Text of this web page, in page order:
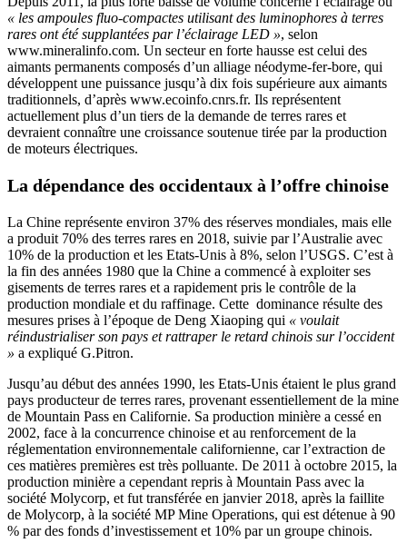
« les ampoules fluo-compactes utilisant des luminophores à terres
rares ont été supplantées par l’éclairage LED », selon
www.mineralinfo.com. Un secteur en forte hausse est celui des
aimants permanents composés d’un alliage néodyme-fer-bore, qui
développent une puissance jusqu’à dix fois supérieure aux aimants
traditionnels, d’après www.ecoinfo.cnrs.fr. Ils représentent
actuellement plus d’un tiers de la demande de terres rares et
devraient connaître une croissance soutenue tirée par la production
de moteurs électriques.
La dépendance des occidentaux à l’offre chinoise
La Chine représente environ 37% des réserves mondiales, mais elle
a produit 70% des terres rares en 2018, suivie par l’Australie avec
10% de la production et les Etats-Unis à 8%, selon l’USGS. C’est à
la fin des années 1980 que la Chine a commencé à exploiter ses
gisements de terres rares et a rapidement pris le contrôle de la
production mondiale et du raffinage. Cette dominance résulte des
mesures prises à l’époque de Deng Xiaoping qui « voulait
réindustrialiser son pays et rattraper le retard chinois sur l’occident
» a expliqué G.Pitron.
Jusqu’au début des années 1990, les Etats-Unis étaient le plus grand
pays producteur de terres rares, provenant essentiellement de la mine
de Mountain Pass en Californie. Sa production minière a cessé en
2002, face à la concurrence chinoise et au renforcement de la
réglementation environnementale californienne, car l’extraction de
ces matières premières est très polluante. De 2011 à octobre 2015, la
production minière a cependant repris à Mountain Pass avec la
société Molycorp, et fut transférée en janvier 2018, après la faillite
de Molycorp, à la société MP Mine Operations, qui est détenue à 90
% par des fonds d’investissement et 10% par un groupe chinois.